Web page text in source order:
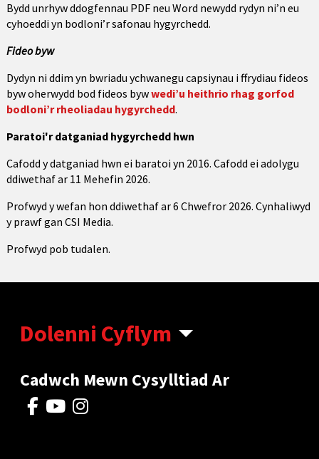
Bydd unrhyw ddogfennau PDF neu Word newydd rydyn ni’n eu
cyhoeddi yn bodloni’r safonau hygyrchedd.
Fideobyw
Dydyn ni ddim yn bwriadu ychwanegu capsiynau i ffrydiau fideos
byw oherwydd bod fideos bywwedi’u heithrio rhag gorfod
bodloni’r rheoliadau hygyrchedd.
Paratoi'r datganiad hygyrchedd hwn
Cafodd y datganiad hwn ei baratoi yn 2016. Cafodd ei adolygu
ddiwethaf ar 11 Mehefin 2026.
Profwyd y wefan hon ddiwethaf ar 6 Chwefror 2026. Cynhaliwyd
y prawf gan CSI Media.
Profwyd pob tudalen.
Dolenni Cyflym
Cadwch Mewn Cysylltiad Ar